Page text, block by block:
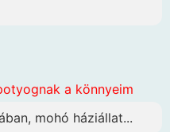
a könnyeim
mohó háziállat...